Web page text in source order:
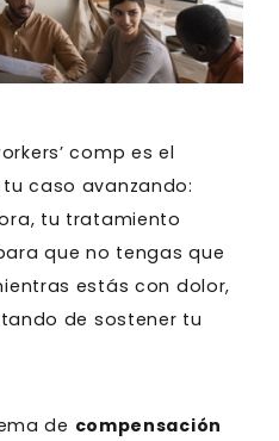
comp es el
caso avanzando:
tu tratamiento
que no tengas que
estás con dolor,
de sostener tu
de compensación